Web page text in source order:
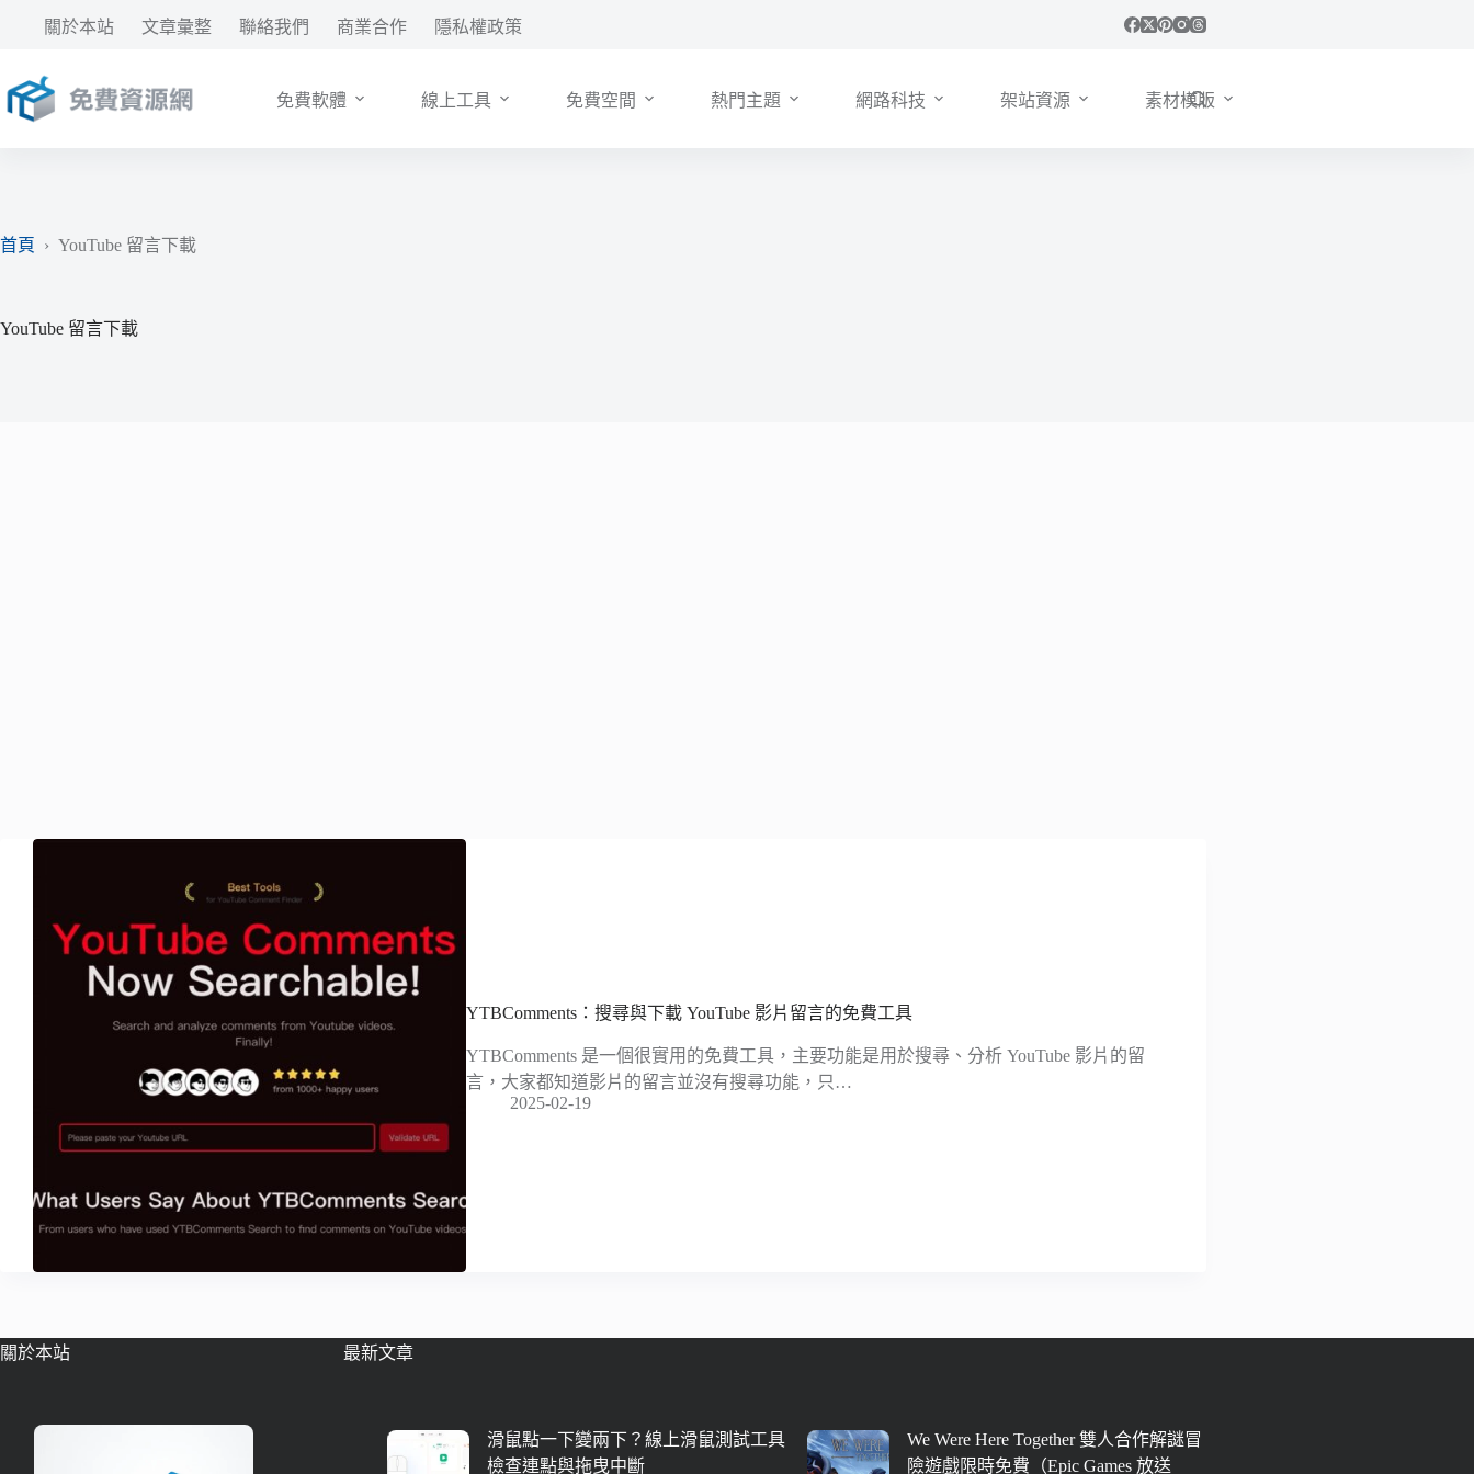
要
內
關於本站 文章彙整 聯絡我們 商業合作 隱私權政策
免費軟體 線上工具 免費空間 熱門主題 網路科技 架站資源 素材模版
首頁 › YouTube 留言下載
YouTube 留言下載
YTBComments：搜尋與下載 YouTube 影片留言的免費工具
YTBComments 是一個很實用的免費工具，主要功能是用於搜尋、分析 YouTube 影片的留
言，大家都知道影片的留言並沒有搜尋功能，只…
2025-02-19
關於本站 最新文章
滑鼠點一下變兩下？線上滑鼠測試工具
檢查連點與拖曳中斷
We Were Here Together 雙人合作解謎冒
險遊戲限時免費（Epic Games 放送